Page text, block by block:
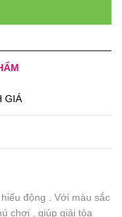
GIÁ
động . Với màu sắc
chơi , giúp giải tỏa